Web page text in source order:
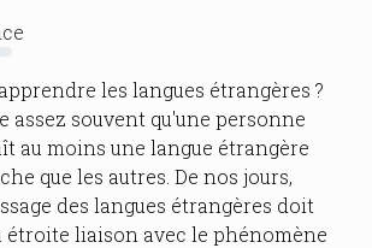
les langues étrangères ?
assez souvent qu'une personne
au moins une langue étrangère
que les autres. De nos jours,
des langues étrangères doit
étroite liaison avec le phénomène